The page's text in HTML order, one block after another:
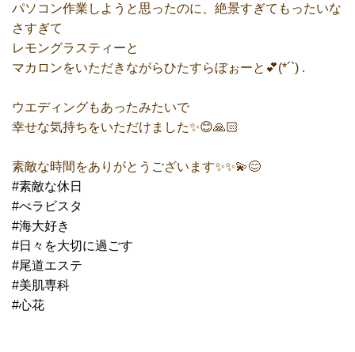
パソコン作業しようと思ったのに、絶景すぎてもったいな
さすぎて
レモングラスティーと
マカロンをいただきながらひたすらぼぉーと💕(*´`) .
ウエディングもあったみたいで
幸せな気持ちをいただけました✨😊🙏🏻
素敵な時間をありがとうございます✨✨💫😊
#素敵な休日
#べラビスタ
#海大好き
#日々を大切に過ごす
#尾道エステ
#美肌専科
#心花